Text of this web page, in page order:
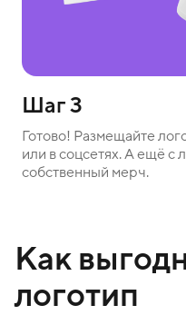
Шаг 3
Готово! Размещайте
или в соцсетях. А ещё с
собственный мерч.
Как
логотип